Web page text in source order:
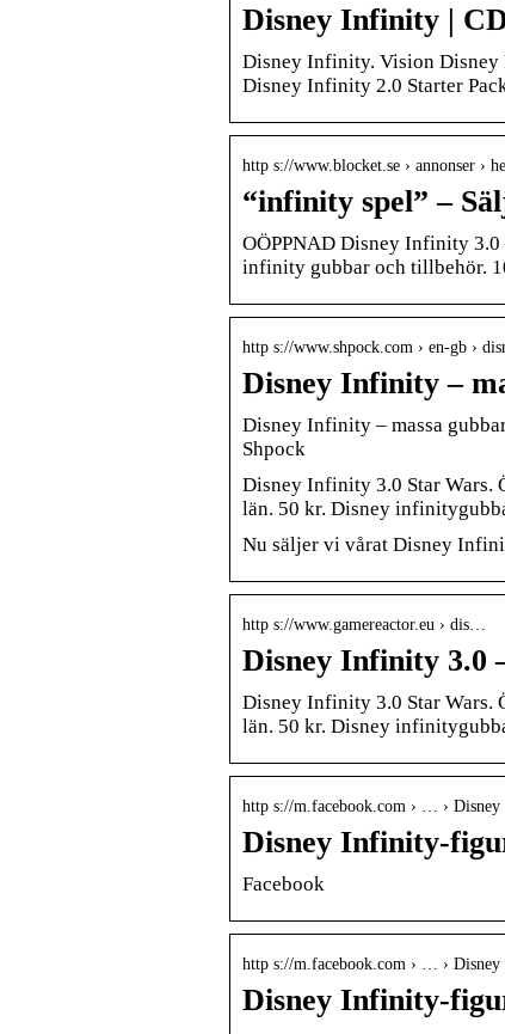
Disney Infinity |
Disney Infinity. Vision Disney
Disney Infinity 2.0 Starter
http s://www.blocket.se › annonser ›
“infinity spel” –
OÖPPNAD Disney Infinity
infinity gubbar och tillbehör.
http s://www.shpock.com › en-gb ›
Disney Infinity –
Disney Infinity – massa
Shpock
Disney Infinity 3.0 Star Wars.
län. 50 kr. Disney
Nu säljer vi vårat Disney
http s://www.gamereactor.eu › dis…
Disney Infinity 3.0
Disney Infinity 3.0 Star Wars.
län. 50 kr. Disney
http s://m.facebook.com › … ›
Disney Infinity-
Facebook
http s://m.facebook.com › … ›
Disney Infinity-